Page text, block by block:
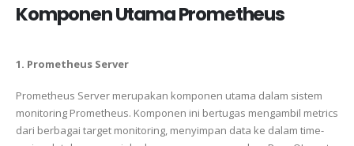
Komponen Utama Prometheus
1. Prometheus Server
Prometheus Server merupakan komponen utama dalam sistem
monitoring Prometheus. Komponen ini bertugas mengambil metrics
dari berbagai target monitoring, menyimpan data ke dalam time-